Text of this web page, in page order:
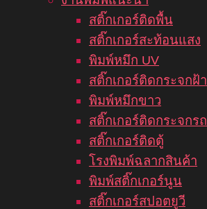
สติ๊กเกอร์ติดพื้น
สติ๊กเกอร์สะท้อนแสง
พิมพ์หมึก UV
สติ๊กเกอร์ติดกระจกฝ้า
พิมพ์หมึกขาว
สติ๊กเกอร์ติดกระจกรถ
สติ๊กเกอร์ติดตู้
โรงพิมพ์ฉลากสินค้า
พิมพ์สติ๊กเกอร์นูน
สติ๊กเกอร์สปอตยูวี